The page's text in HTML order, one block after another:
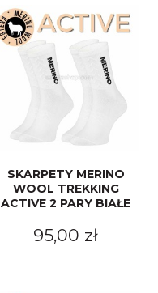
SKARPETY MERINO
WOOL TREKKING
ACTIVE 2 PARY BIAŁE
95,00 zł